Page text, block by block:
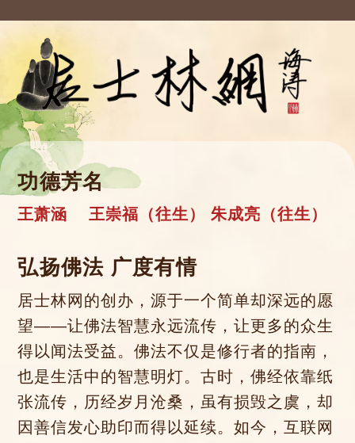
功德芳名
王萧涵 王崇福（往生）朱成亮（往生）
弘扬佛法 广度有情
居士林网的创办，源于一个简单却深远的愿
望——让佛法智慧永远流传，让更多的众生
得以闻法受益。佛法不仅是修行者的指南，
也是生活中的智慧明灯。古时，佛经依靠纸
张流传，历经岁月沧桑，虽有损毁之虞，却
因善信发心助印而得以延续。如今，互联网